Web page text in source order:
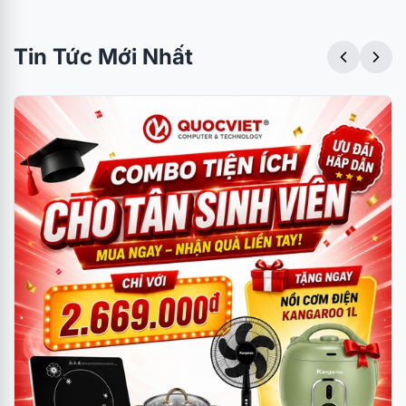
Trụ thủy lực class 4 chịu tải lớn
Trụ thủy lực class 4 chắc chắn, cùng chân ghế
bằng khung kim loại chịu lực và bánh xe từ nhựa
đúc. Theo như thông số được công bố chiếc ghế
có khả năng chịu được tải trọng theo góc đứng lên
Tin Tức Mới Nhất